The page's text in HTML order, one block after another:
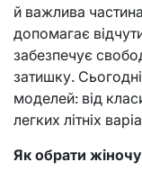
й важлива
допомагає
забезпечує
затишку.
моделей: від
легких літніх
Як обрати